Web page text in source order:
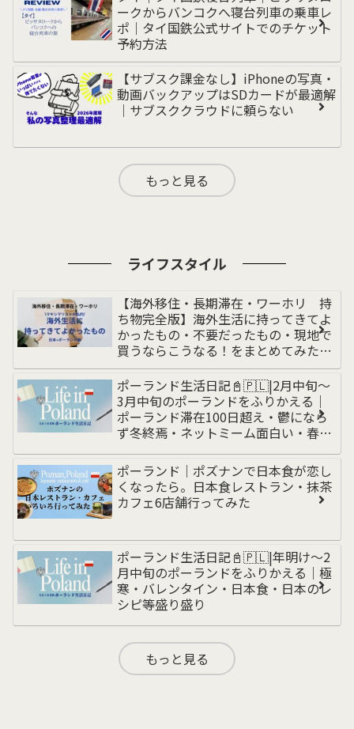
ークからバンコクへ寝台列車の乗車レ
ポ｜タイ国鉄公式サイトでのチケット
予約方法
【サブスク課金なし】iPhoneの写真・
動画バックアップはSDカードが最適解
｜サブスククラウドに頼らない
もっと見る
ライフスタイル
【海外移住・長期滞在・ワーホリ 持
ち物完全版】海外生活に持ってきてよ
かったもの・不要だったもの・現地で
買うならこうなる！をまとめてみた｜
荷物多めの私｜持ち物リスト｜ポーラ
ンド編
ポーランド生活日記📓🇵🇱|2月中旬〜
3月中旬のポーランドをふりかえる｜
ポーランド滞在100日超え・鬱になら
ず冬終焉・ネットミーム面白い・春の
却・為替動き
ポーランド｜ポズナンで日本食が恋し
くなったら。日本食レストラン・抹茶
カフェ6店舗行ってみた
ポーランド生活日記📓🇵🇱|年明け〜2
月中旬のポーランドをふりかえる｜極
寒・バレンタイン・日本食・日本のレ
シピ等盛り盛り
もっと見る